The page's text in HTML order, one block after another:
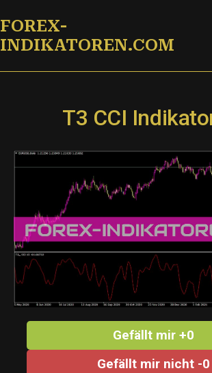
Inhalt
springen
FOREX-
INDIKATOREN.COM
T3 CCI
Gefällt mir +0
Gefällt mir nicht -0